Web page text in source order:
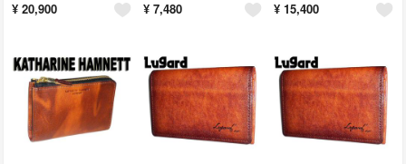
¥ 20,900 ¥ 7,480 ¥ 15,400